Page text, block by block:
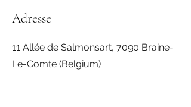
Adresse
11 Allée de Salmonsart, 7090 Braine-
Le-Comte (Belgium)